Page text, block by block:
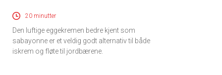
20 minutter
Den luftige eggekremen bedre kjent som
sabayonne er et veldig godt alternativ til både
iskrem og fløte til jordbærene.